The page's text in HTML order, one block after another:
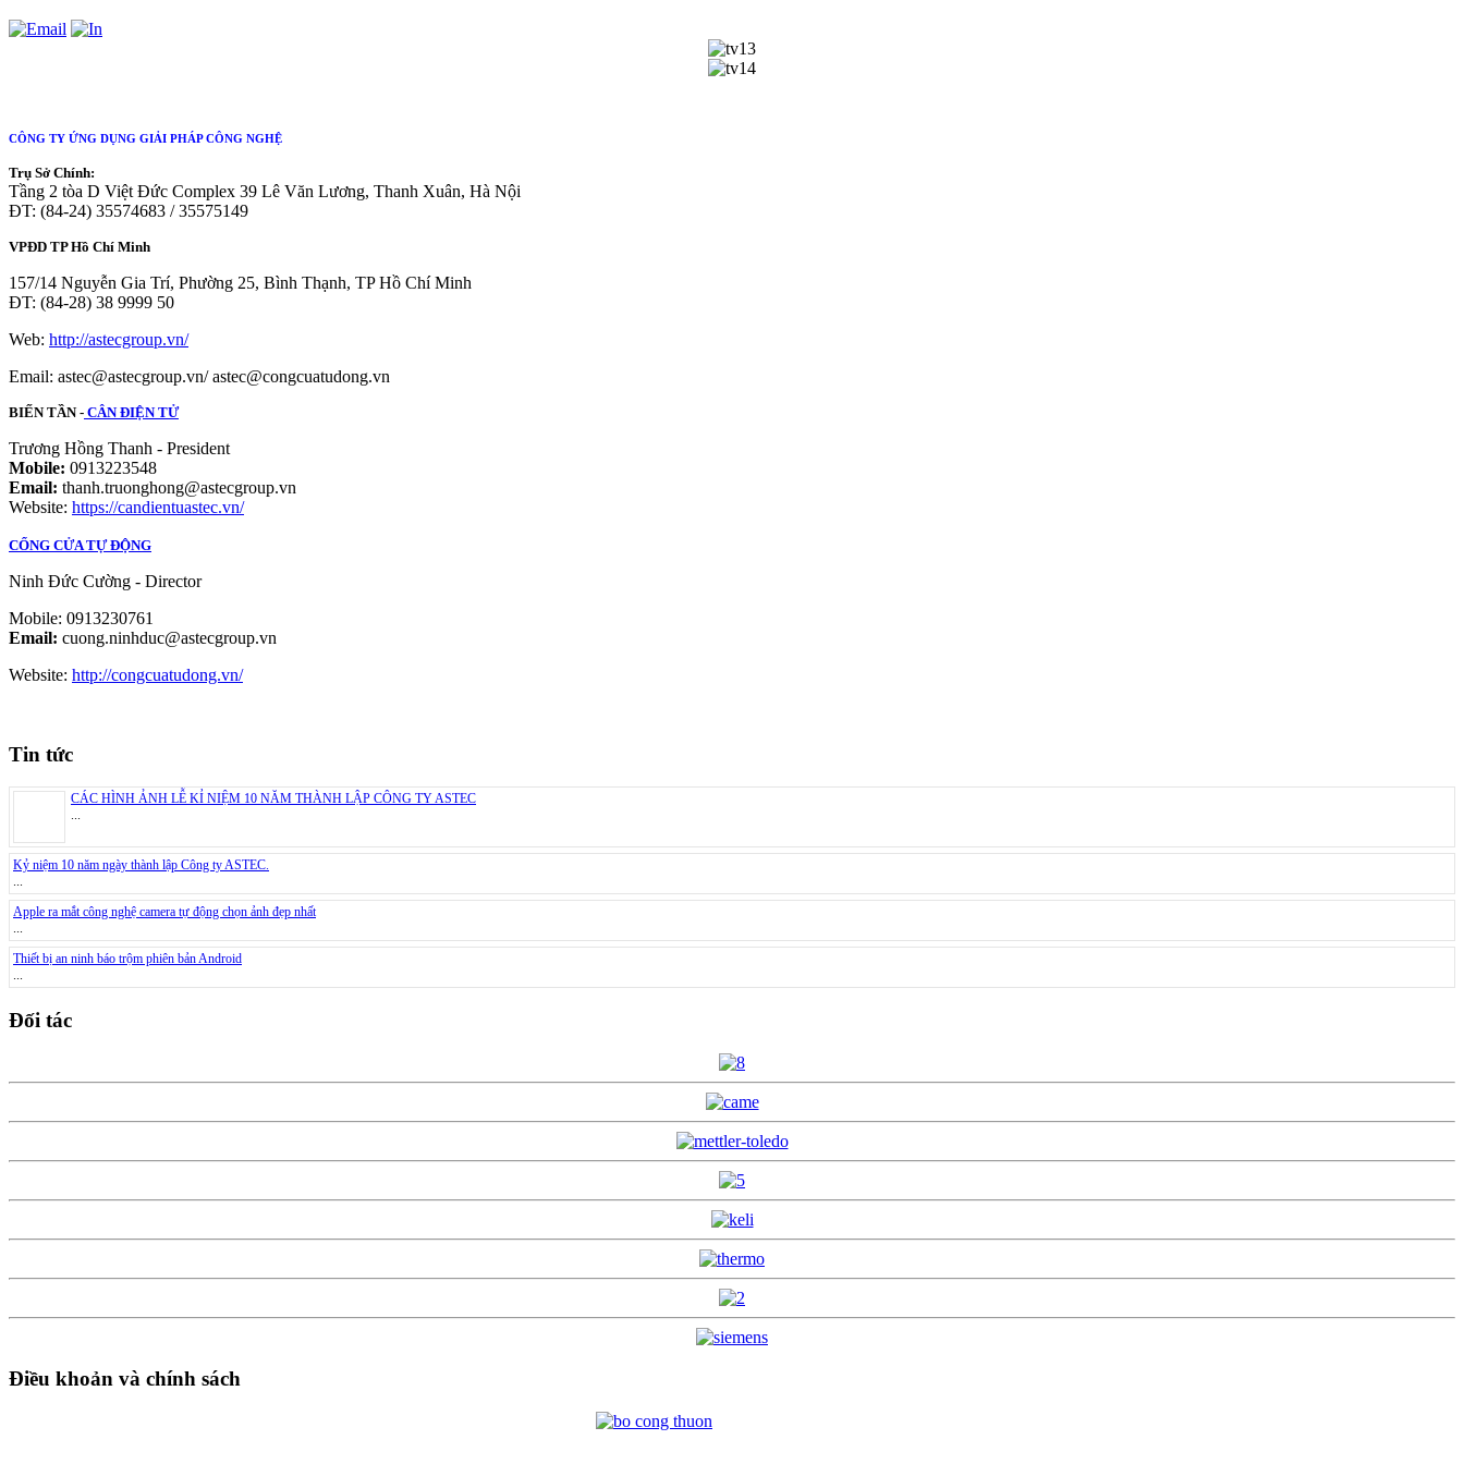
CÔNG TY ỨNG DỤNG GIẢI PHÁP CÔNG NGHỆ
Trụ Sở Chính:
Tầng 2 tòa D Việt Đức Complex 39 Lê Văn Lương, Thanh Xuân, Hà Nội
ĐT: (84-24) 35574683 / 35575149
VPĐD TP Hồ Chí Minh
157/14 Nguyễn Gia Trí, Phường 25, Bình Thạnh, TP Hồ Chí Minh
ĐT: (84-28) 38 9999 50
Web: http://astecgroup.vn/
Email: astec@astecgroup.vn/ astec@congcuatudong.vn
BIẾN TẦN - CÂN ĐIỆN TỬ
Trương Hồng Thanh - President
Mobile: 0913223548
Email: thanh.truonghong@astecgroup.vn
Website: https://candientuastec.vn/
CỔNG CỬA TỰ ĐỘNG
Ninh Đức Cường - Director
Mobile: 0913230761
Email: cuong.ninhduc@astecgroup.vn
Website: http://congcuatudong.vn/
Tin tức
CÁC HÌNH ẢNH LỄ KỈ NIỆM 10 NĂM THÀNH LẬP CÔNG TY ASTEC
...
Kỷ niệm 10 năm ngày thành lập Công ty ASTEC.
...
Apple ra mắt công nghệ camera tự động chọn ảnh đẹp nhất
...
Thiết bị an ninh báo trộm phiên bản Android
...
Đối tác
Điều khoản và chính sách